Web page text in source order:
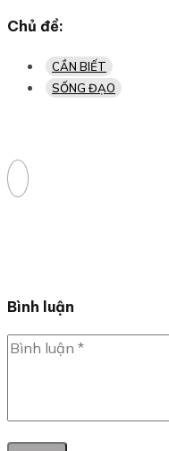
Chủ đề:
CẦN BIẾT
SỐNG ĐẠO
Bình luận